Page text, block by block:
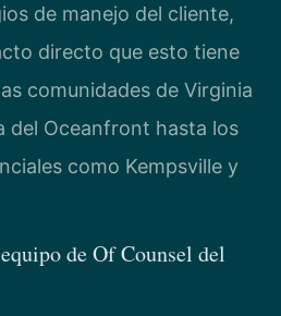
de manejo del cliente,
directo que esto tiene
comunidades de Virginia
del Oceanfront hasta los
como Kempsville y
de Of Counsel del